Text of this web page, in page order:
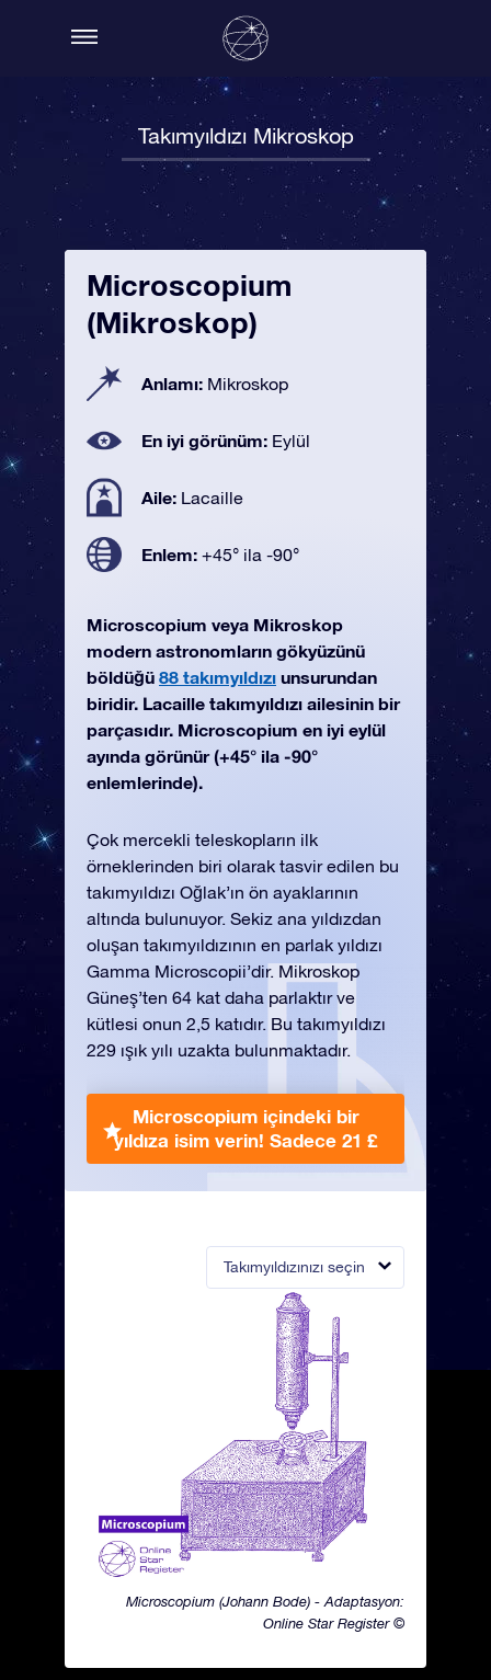
Takımyıldızı Mikroskop
Takımyıldızınızı seçin
Microscopium (Johann Bode) - Adaptasyon:
Online Star Register ©
Microscopium
(Mikroskop)
Anlamı: Mikroskop
En iyi görünüm: Eylül
Aile: Lacaille
Enlem: +45° ila -90°
Microscopium veya Mikroskop
modern astronomların gökyüzünü
böldüğü 88 takımyıldızı unsurundan
biridir. Lacaille takımyıldızı ailesinin bir
parçasıdır. Microscopium en iyi eylül
ayında görünür (+45° ila -90°
enlemlerinde).
Çok mercekli teleskopların ilk
örneklerinden biri olarak tasvir edilen bu
takımyıldızı Oğlak’ın ön ayaklarının
altında bulunuyor. Sekiz ana yıldızdan
oluşan takımyıldızının en parlak yıldızı
Gamma Microscopii’dir. Mikroskop
Güneş’ten 64 kat daha parlaktır ve
kütlesi onun 2,5 katıdır. Bu takımyıldızı
229 ışık yılı uzakta bulunmaktadır.
Microscopium içindeki bir
yıldıza isim verin! Sadece 21 £